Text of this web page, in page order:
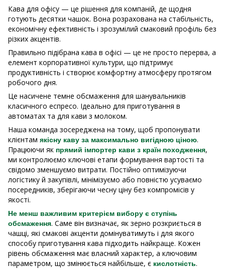
Кава для офісу — це рішення для компаній, де щодня
готують десятки чашок. Вона розрахована на стабільність,
економічну ефективність і зрозумілий смаковий профіль без
різких акцентів.
Правильно підібрана кава в офісі — це не просто перерва, а
елемент корпоративної культури, що підтримує
продуктивність і створює комфортну атмосферу протягом
робочого дня.
Це насичене темне обсмаження для шанувальників
класичного еспресо. Ідеально для приготування в
автоматах та для кави з молоком.
Наша команда зосереджена на тому, щоб пропонувати
клієнтам якісну каву за максимально вигідною ціною.
Працюючи як прямий імпортер кави з країн походження,
ми контролюємо ключові етапи формування вартості та
свідомо зменшуємо витрати. Постійно оптимізуючи
логістику й закупівлі, мінімізуємо або повністю усуваємо
посередників, зберігаючи чесну ціну без компромісів у
якості.
Не менш важливим критерієм вибору є ступінь
обсмаження. Саме він визначає, як зерно розкриється в
чашці, які смакові акценти домінуватимуть і для якого
способу приготування кава підходить найкраще. Кожен
рівень обсмаження має власний характер, а ключовим
параметром, що змінюється найбільше, є кислотність.